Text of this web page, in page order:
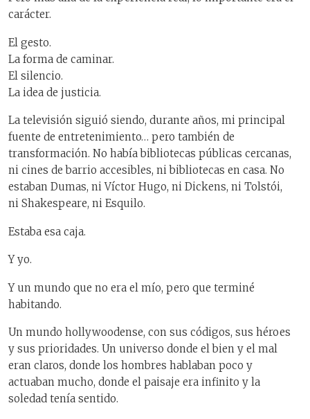
carácter.
El gesto.
La forma de caminar.
El silencio.
La idea de justicia.
La televisión siguió siendo, durante años, mi principal
fuente de entretenimiento… pero también de
transformación. No había bibliotecas públicas cercanas,
ni cines de barrio accesibles, ni bibliotecas en casa. No
estaban Dumas, ni Víctor Hugo, ni Dickens, ni Tolstói,
ni Shakespeare, ni Esquilo.
Estaba esa caja.
Y yo.
Y un mundo que no era el mío, pero que terminé
habitando.
Un mundo hollywoodense, con sus códigos, sus héroes
y sus prioridades. Un universo donde el bien y el mal
eran claros, donde los hombres hablaban poco y
actuaban mucho, donde el paisaje era infinito y la
soledad tenía sentido.